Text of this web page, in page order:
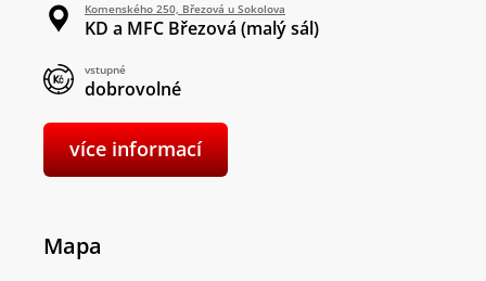
Komenského 250, Březová u Sokolova
KD a MFC Březová (malý sál)
vstupné
dobrovolné
více informací
Mapa